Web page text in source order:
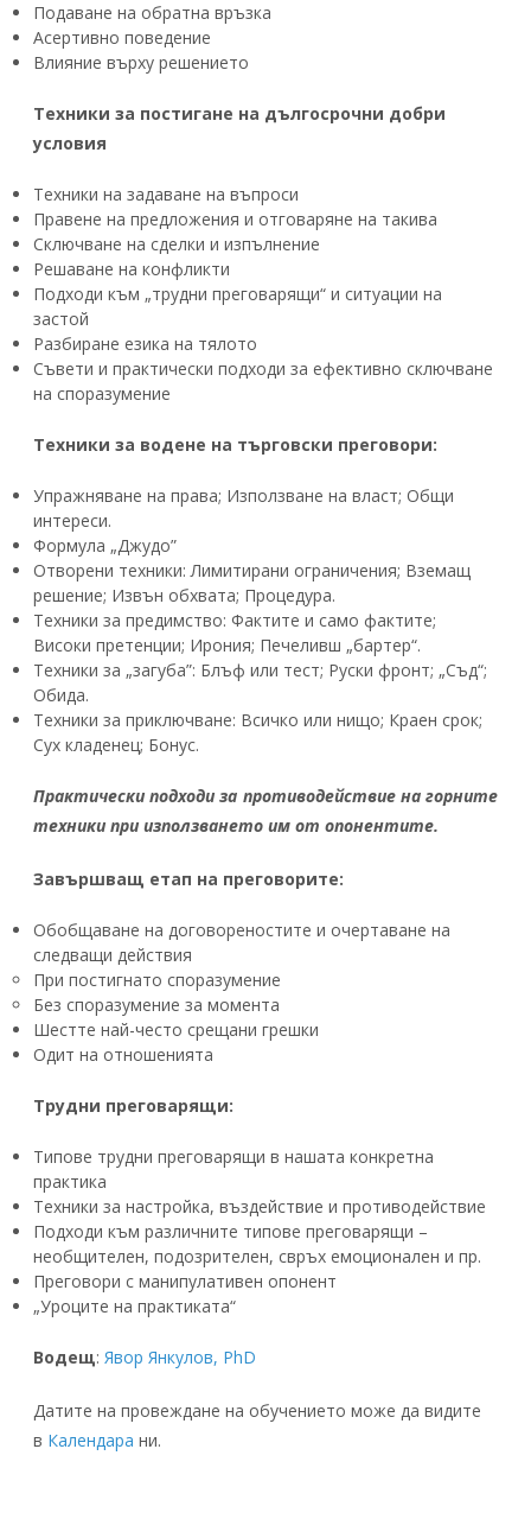
Подаване на обратна връзка
Асертивно поведение
Влияние върху решението
Техники за постигане на дългосрочни добри
условия
Техники на задаване на въпроси
Правене на предложения и отговаряне на такива
Сключване на сделки и изпълнение
Решаване на конфликти
Подходи към „трудни преговарящи“ и ситуации на
застой
Разбиране езика на тялото
Съвети и практически подходи за ефективно сключване
на споразумение
Техники за водене на търговски преговори:
Упражняване на права; Използване на власт; Общи
интереси.
Формула „Джудо”
Отворени техники: Лимитирани ограничения; Вземащ
решение; Извън обхвата; Процедура.
Техники за предимство: Фактите и само фактите;
Високи претенции; Ирония; Печеливш „бартер“.
Техники за „загуба”: Блъф или тест; Руски фронт; „Съд“;
Обида.
Техники за приключване: Всичко или нищо; Краен срок;
Сух кладенец; Бонус.
Практически подходи за противодействие на горните
техники при използването им от опонентите.
Завършващ етап на преговорите:
Обобщаване на договореностите и очертаване на
следващи действия
При постигнато споразумение
Без споразумение за момента
Шестте най-често срещани грешки
Одит на отношенията
Трудни преговарящи:
Типове трудни преговарящи в нашата конкретна
практика
Техники за настройка, въздействие и противодействие
Подходи към различните типове преговарящи –
необщителен, подозрителен, свръх емоционален и пр.
Преговори с манипулативен опонент
„Уроците на практиката“
Водещ:Явор Янкулов, PhD
Датите на провеждане на обучението може да видите
в Календара ни.